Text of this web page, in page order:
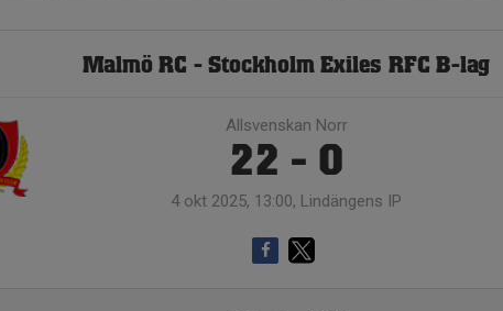
Malmö RC - Stockholm Exiles RFC B-lag
Allsvenskan Norr
22 - 0
4 okt 2025, 13:00, Lindängens IP